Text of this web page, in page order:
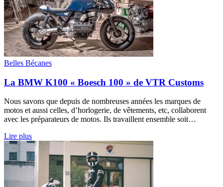
Belles Bécanes
La BMW K100 « Boesch 100 » de VTR Customs
Nous savons que depuis de nombreuses années les marques de
motos et aussi celles, d’horlogerie, de vêtements, etc, collaborent
avec les préparateurs de motos. Ils travaillent ensemble soit…
Lire plus